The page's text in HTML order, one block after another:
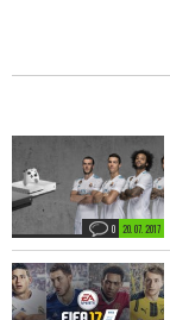
20. 07. 2017
0